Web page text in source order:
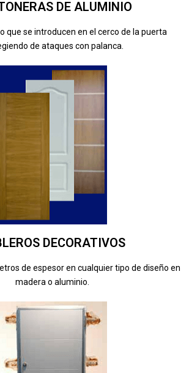
DE ALUMINIO
que se introducen en el cerco de la puerta
de ataques con palanca.
DECORATIVOS
de espesor en cualquier tipo de diseño en
madera o aluminio.